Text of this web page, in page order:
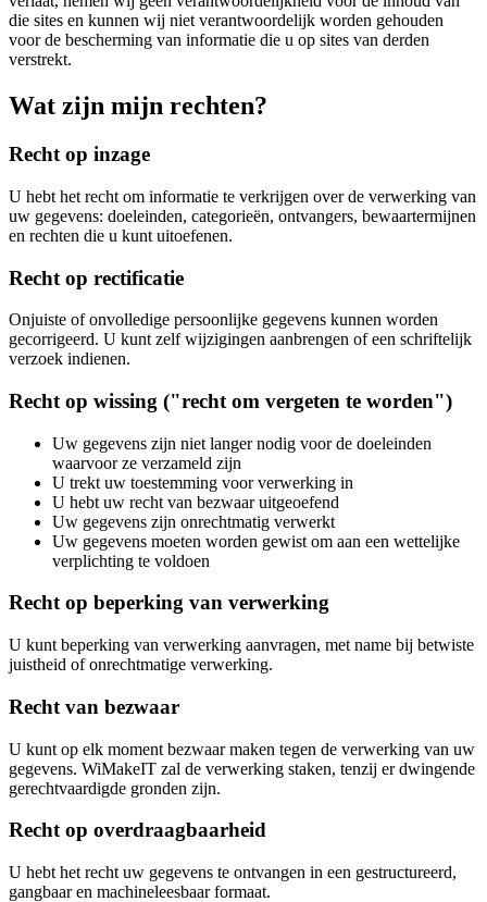
die sites en kunnen wij niet verantwoordelijk worden gehouden
voor de bescherming van informatie die u op sites van derden
verstrekt.
Wat zijn mijn rechten?
Recht op inzage
U hebt het recht om informatie te verkrijgen over de verwerking van
uw gegevens: doeleinden, categorieën, ontvangers, bewaartermijnen
en rechten die u kunt uitoefenen.
Recht op rectificatie
Onjuiste of onvolledige persoonlijke gegevens kunnen worden
gecorrigeerd. U kunt zelf wijzigingen aanbrengen of een schriftelijk
verzoek indienen.
Recht op wissing ("recht om vergeten te worden")
Uw gegevens zijn niet langer nodig voor de doeleinden
waarvoor ze verzameld zijn
U trekt uw toestemming voor verwerking in
U hebt uw recht van bezwaar uitgeoefend
Uw gegevens zijn onrechtmatig verwerkt
Uw gegevens moeten worden gewist om aan een wettelijke
verplichting te voldoen
Recht op beperking van verwerking
U kunt beperking van verwerking aanvragen, met name bij betwiste
juistheid of onrechtmatige verwerking.
Recht van bezwaar
U kunt op elk moment bezwaar maken tegen de verwerking van uw
gegevens. WiMakeIT zal de verwerking staken, tenzij er dwingende
gerechtvaardigde gronden zijn.
Recht op overdraagbaarheid
U hebt het recht uw gegevens te ontvangen in een gestructureerd,
gangbaar en machineleesbaar formaat.